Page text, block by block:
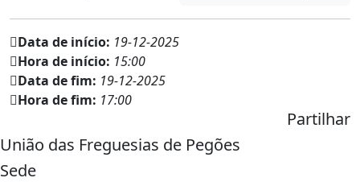
Data de início: 19-12-2025
Hora de início: 15:00
Data de fim: 19-12-2025
Hora de fim: 17:00
Partilhar
União das Freguesias de Pegões
Sede